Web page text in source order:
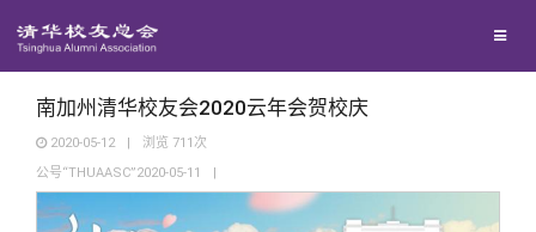
地区联络
年级联络
回馈母校
捐赠项目
媒体平台
南加州清华校友会2020云年会贺校庆
2020-05-12 | 浏览 711 次
公号“THUAASC”2020-05-11
|